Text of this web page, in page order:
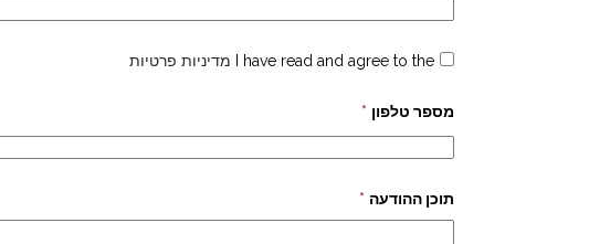
I have read and agree to the מדיניות פרטיות
מספר טלפון *
תוכן ההודעה *